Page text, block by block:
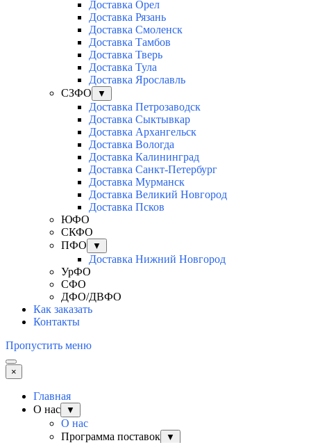
Доставка Орел
Доставка Рязань
Доставка Смоленск
Доставка Тамбов
Доставка Тверь
Доставка Тула
Доставка Ярославль
СЗФО
▼
Доставка Петрозаводск
Доставка Сыктывкар
Доставка Архангельск
Доставка Вологда
Доставка Калининград
Доставка Санкт-Петербург
Доставка Мурманск
Доставка Великий Новгород
Доставка Псков
ЮФО
СКФО
ПФО
▼
Доставка Нижний Новгород
УрФО
СФО
ДФО/ДВФО
Как заказать
Контакты
Пропустить меню
×
Главная
О нас
▼
О нас
Программа поставок
▼